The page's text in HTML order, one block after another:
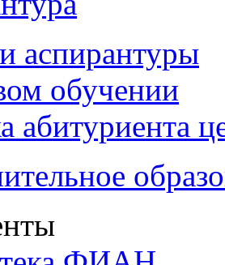
аспирантуры
обучении
абитуриента